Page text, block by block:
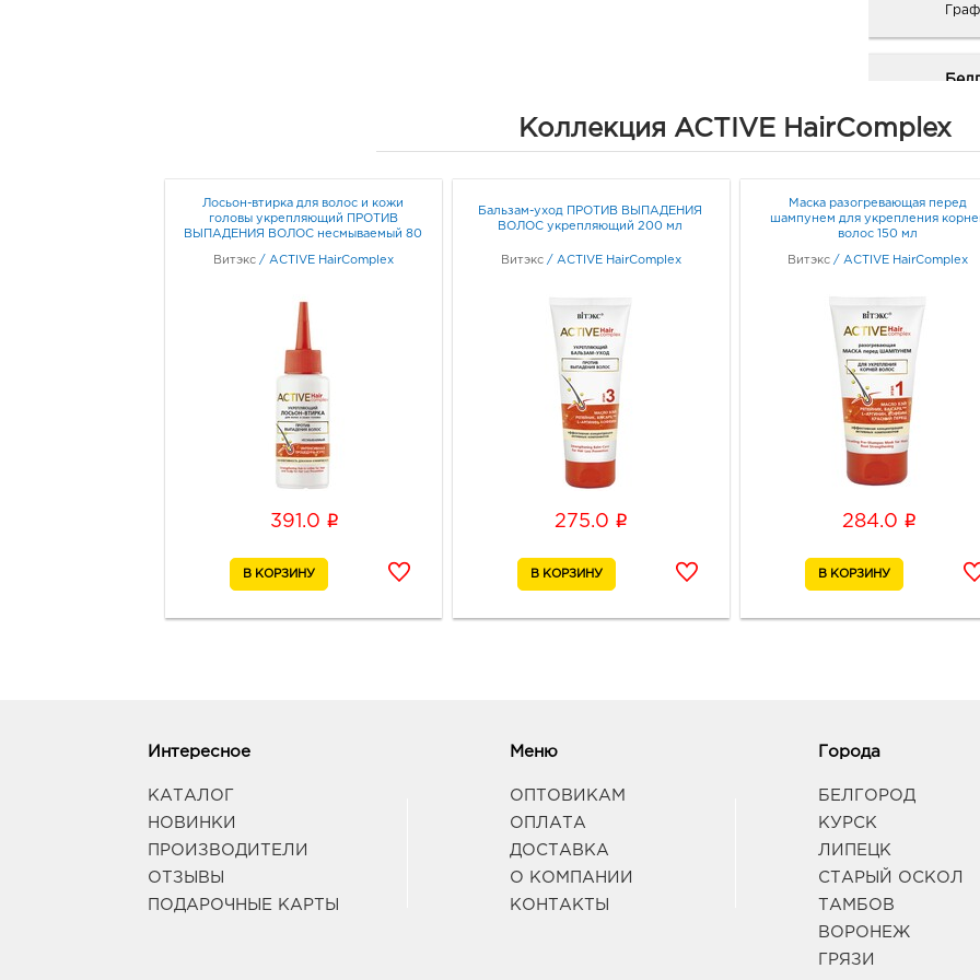
Коллекция ACTIVE HairComplex
Лосьон-втирка для волос и кожи
головы укрепляющий ПРОТИВ
ВЫПАДЕНИЯ ВОЛОС несмываемый 80
Витэкс / ACTIVE HairComplex
391.0 i
Бальзам-уход ПРОТИВ ВЫПАДЕНИЯ
ВОЛОС укрепляющий 200 мл
Витэкс / ACTIVE HairComplex
275.0 i
Маска разогревающая перед
шампунем для укрепления
волос 150 мл
Витэкс / ACTIVE HairComplex
284.0 i
Интересное
КАТАЛОГ
НОВИНКИ
ПРОИЗВОДИТЕЛИ
ОТЗЫВЫ
ПОДАРОЧНЫЕ КАРТЫ
Меню
ОПТОВИКАМ
ОПЛАТА
ДОСТАВКА
О КОМПАНИИ
КОНТАКТЫ
Города
БЕЛГОРОД
КУРСК
ЛИПЕЦК
СТАРЫЙ ОСКОЛ
ТАМБОВ
ВОРОНЕЖ
ГРЯЗИ